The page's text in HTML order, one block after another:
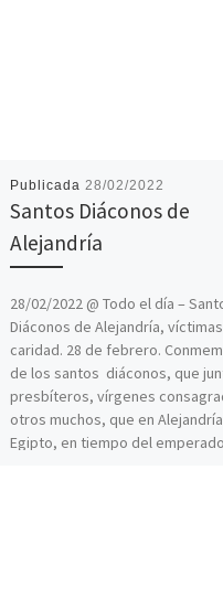
Publicada 28/02/2022
Santos Diáconos de
Alejandría
28/02/2022 @ Todo el día –
Diáconos de Alejandría,
caridad. 28 de febrero.
de los santos diáconos, que
presbíteros, vírgenes
otros muchos, que en
Egipto, en tiempo del